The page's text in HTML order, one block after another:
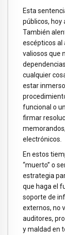
Esta
públicos, hoy
También
escépticos al
valiosos que
cualquier
estar
funcional o
firmar
electrónicos.
En estos
“muerto” o
estrategia
que haga el
soporte de
externos, no
auditores,
y maldad en